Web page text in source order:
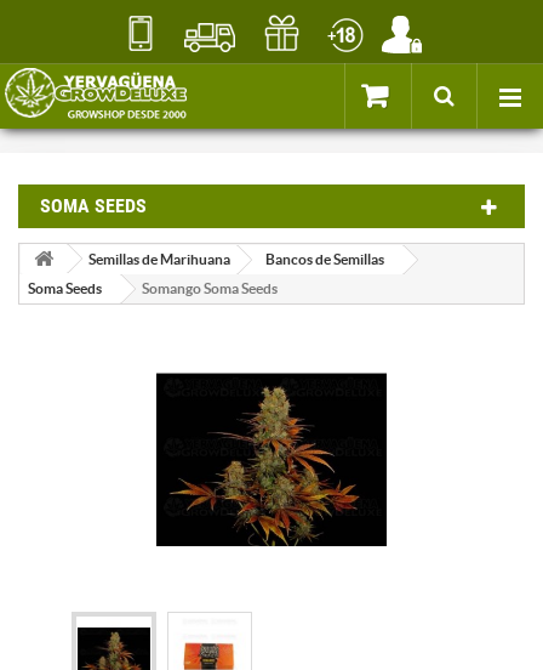
SOMA SEEDS
Semillas de Marihuana
Bancos de Semillas
Soma Seeds
Somango Soma Seeds